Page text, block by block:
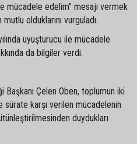
mücadele edelim” mesajı vermek
olduklarını vurguladı.
uyuşturucu ile mücadele
da bilgiler verdi.
Başkanı Çelen Oben, toplumun iki
sürate karşı verilen mücadelenin
duydukları